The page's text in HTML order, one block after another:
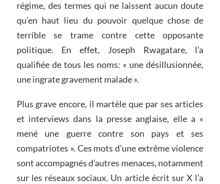
régime, des termes qui ne laissent aucun doute
qu’en haut lieu du pouvoir quelque chose de
terrible se trame contre cette opposante
politique. En effet, Joseph Rwagatare, l’a
qualifiée de tous les noms: « une désillusionnée,
une ingrate gravement malade ».
Plus grave encore, il martèle que par ses articles
et interviews dans la presse anglaise, elle a «
mené une guerre contre son pays et ses
compatriotes ». Ces mots d’une extrême violence
sont accompagnés d’autres menaces, notamment
sur les réseaux sociaux. Un article écrit sur X l’a